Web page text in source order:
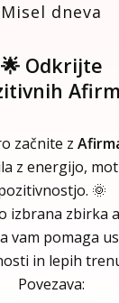
Misel dneva
🌟 Odkrijte
začnite z
z energijo,
🌞
izbrana zbirka
vam pomaga
in lepih
Povezava: